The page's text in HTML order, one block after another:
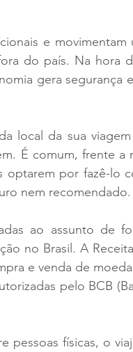
e movimentam
do país. Na hora
gera segurança
local da sua
É comum, frente a
optarem por fazê-lo
nem recomendado.
ao assunto de
no Brasil. A
e venda de
pelo BCB
pessoas físicas, o